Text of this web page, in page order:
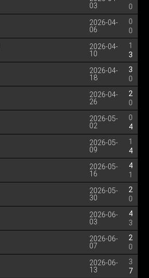
03
0
2026-04-
06
0
0
2026-04-
10
1
3
2026-04-
18
3
0
2026-04-
26
2
0
2026-05-
02
0
4
2026-05-
09
1
4
2026-05-
16
4
1
2026-05-
30
2
0
2026-06-
03
4
3
2026-06-
07
2
0
2026-06-
13
3
7